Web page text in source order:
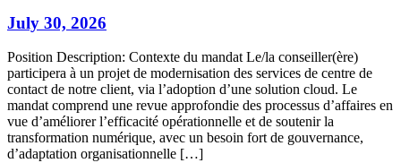
July 30, 2026
Position Description: Contexte du mandat Le/la conseiller(ère)
participera à un projet de modernisation des services de centre de
contact de notre client, via l’adoption d’une solution cloud. Le
mandat comprend une revue approfondie des processus d’affaires en
vue d’améliorer l’efficacité opérationnelle et de soutenir la
transformation numérique, avec un besoin fort de gouvernance,
d’adaptation organisationnelle […]